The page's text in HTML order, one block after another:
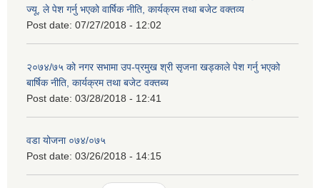
ज्यू, ले पेश गर्नु भएको वार्षिक नीति, कार्यक्रम तथा बजेट वक्तव्य
Post date: 07/27/2018 - 12:02
२०७४/७५ को नगर सभामा उप-प्रमुख श्री सृजना खड्काले पेश गर्नु भएको
बार्षिक नीति, कार्यक्रम तथा बजेट वक्तब्य
Post date: 03/28/2018 - 12:41
वडा योजना ०७४/०७५
Post date: 03/26/2018 - 14:15